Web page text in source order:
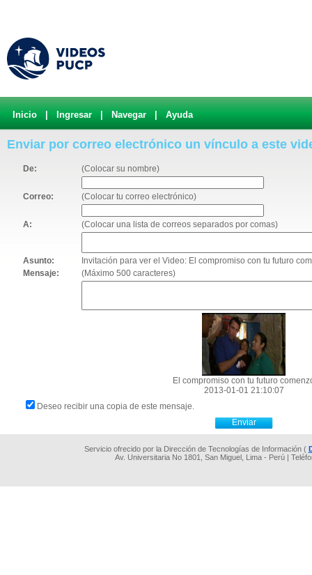
Inicio Ingresar Navegar Ayuda
Enviar por correo electrónico un vínculo a este
De: (Colocar su nombre)
Correo: (Colocar tu correo electrónico)
A: (Colocar una lista de correos separados por comas)
Asunto:
Invitación para ver el Video: El compromiso con tu futuro
Mensaje:
(Máximo 500 caracteres)
El compromiso con tu futuro
2013-01-01 21:10:07
Deseo recibir una copia de este mensaje.
Servicio ofrecido por la Dirección de Tecnologías de Información (
Av. Universitaria No 1801, San Miguel, Lima - Perú |